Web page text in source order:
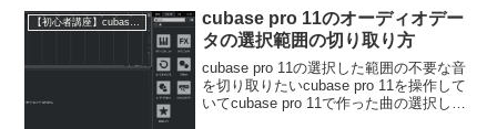
【初心者講座】cubase pro 11の使い方
cubase pro 11のオーディオデー
タの選択範囲の切り取り方
cubase pro 11の選択した範囲の不要な音
を切り取りたいcubase pro 11を操作して
いてcubase pro 11で作った曲の選択した